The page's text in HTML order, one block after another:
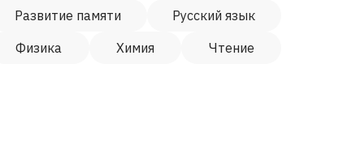
Развитие памяти
Русский язык
Физика
Химия Чтение